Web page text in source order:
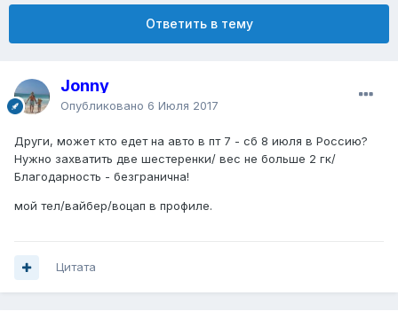
Ответить в тему
Jonny
Опубликовано 6 Июля 2017
Други, может кто едет на авто в пт 7 - сб 8 июля в Россию?
Нужно захватить две шестеренки/ вес не больше 2 гк/
Благодарность - безгранична!
мой тел/вайбер/воцап в профиле.
Цитата